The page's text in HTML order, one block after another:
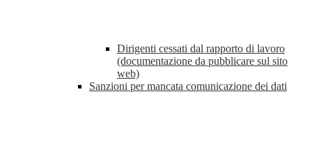
Dirigenti cessati dal rapporto di lavoro
(documentazione da pubblicare sul sito
web)
Sanzioni per mancata comunicazione dei dati